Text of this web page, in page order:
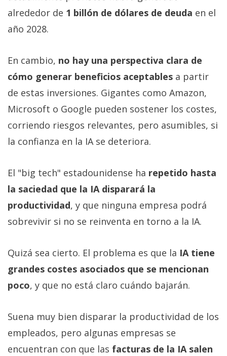
alrededor de 1 billón de dólares de deuda en el
año 2028.
En cambio, no hay una perspectiva clara de
cómo generar beneficios aceptables a partir
de estas inversiones. Gigantes como Amazon,
Microsoft o Google pueden sostener los costes,
corriendo riesgos relevantes, pero asumibles, si
la confianza en la IA se deteriora.
El "big tech" estadounidense ha repetido hasta
la saciedad que la IA disparará la
productividad, y que ninguna empresa podrá
sobrevivir si no se reinventa en torno a la IA.
Quizá sea cierto. El problema es que la IA tiene
grandes costes asociados que se mencionan
poco, y que no está claro cuándo bajarán.
Suena muy bien disparar la productividad de los
empleados, pero algunas empresas se
encuentran con que las facturas de la IA salen